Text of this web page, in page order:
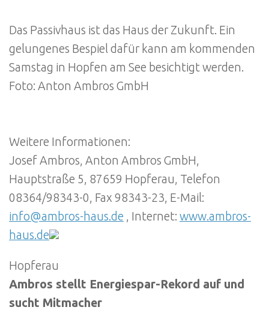
Das Passivhaus ist das Haus der Zukunft. Ein
gelungenes Bespiel dafür kann am kommenden
Samstag in Hopfen am See besichtigt werden.
Foto: Anton Ambros GmbH
Weitere Informationen:
Josef Ambros, Anton Ambros GmbH,
Hauptstraße 5, 87659 Hopferau, Telefon
08364/98343-0, Fax 98343-23, E-Mail:
info@ambros-haus.de , Internet: www.ambros-
haus.de
Hopferau
Ambros stellt Energiespar-Rekord auf und
sucht Mitmacher